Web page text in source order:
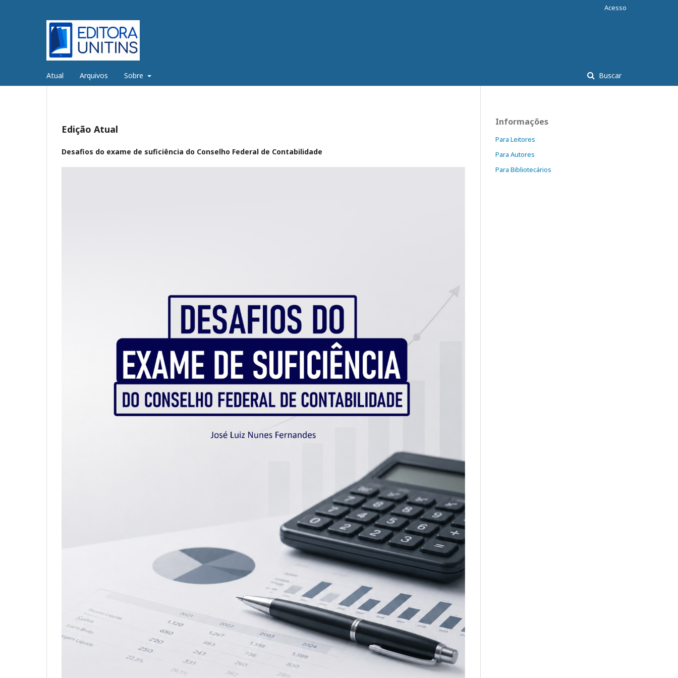
Atual Arquivos Sobre Buscar
Acesso
Edição Atual
Desafios do exame de suficiência do Conselho Federal de Contabilidade
Informações
Para Leitores
Para Autores
Para Bibliotecários